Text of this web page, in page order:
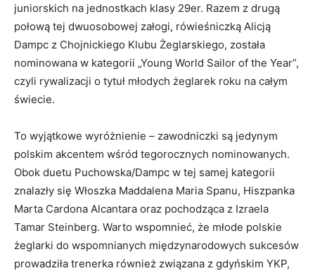
juniorskich na jednostkach klasy 29er. Razem z drugą
połową tej dwuosobowej załogi, rówieśniczką Alicją
Dampc z Chojnickiego Klubu Żeglarskiego, została
nominowana w kategorii „Young World Sailor of the Year”,
czyli rywalizacji o tytuł młodych żeglarek roku na całym
świecie.
To wyjątkowe wyróżnienie – zawodniczki są jedynym
polskim akcentem wśród tegorocznych nominowanych.
Obok duetu Puchowska/Dampc w tej samej kategorii
znalazły się Włoszka Maddalena Maria Spanu, Hiszpanka
Marta Cardona Alcantara oraz pochodząca z Izraela
Tamar Steinberg. Warto wspomnieć, że młode polskie
żeglarki do wspomnianych międzynarodowych sukcesów
prowadziła trenerka również związana z gdyńskim YKP,